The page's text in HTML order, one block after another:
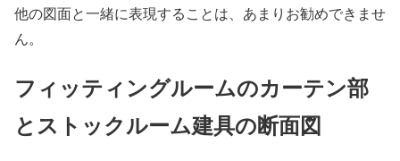
他の図面と一緒に表現することは、あまりお勧めできませ
ん。
フィッティングルームのカーテン部
とストックルーム建具の断面図